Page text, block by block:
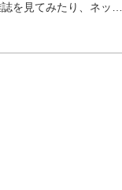
を見てみたり、ネット